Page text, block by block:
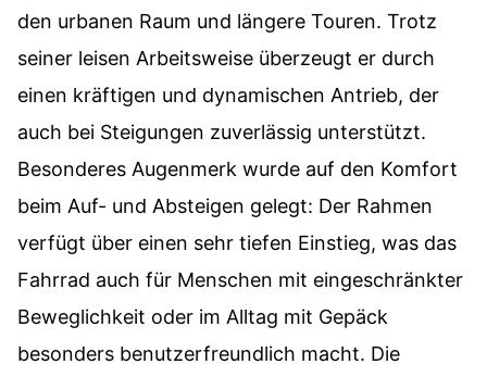
den urbanen Raum und längere Touren. Trotz
seiner leisen Arbeitsweise überzeugt er durch
einen kräftigen und dynamischen Antrieb, der
auch bei Steigungen zuverlässig unterstützt.
Besonderes Augenmerk wurde auf den Komfort
beim Auf- und Absteigen gelegt: Der Rahmen
verfügt über einen sehr tiefen Einstieg, was das
Fahrrad auch für Menschen mit eingeschränkter
Beweglichkeit oder im Alltag mit Gepäck
besonders benutzerfreundlich macht. Die